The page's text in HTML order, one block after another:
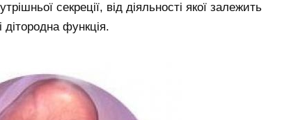
секреції, від діяльності якої залежить
функція.